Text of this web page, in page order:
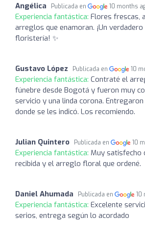
Angélica Publicada en 10 months
Experiencia fantástica: Flores frescas,
arreglos que enamoran. ¡Un
floristería! ✨
Gustavo López Publicada en 10
Experiencia fantástica: Contraté el
fúnebre desde Bogotá y fueron muy
servicio y una linda corona.
donde se les indicó. Los recomiendo.
Julian Quintero Publicada en 10
Experiencia fantástica: Muy satisfecho
recibida y el arreglo floral que ordené.
Daniel Ahumada Publicada en 10
Experiencia fantástica: Excelente
serios, entrega según lo acordado